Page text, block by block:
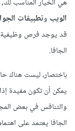
هي الخيار المناسب
الويب وتطبيقات
قد يوجد فرص وظيفية
الجافا.
باختصار، ليست هناك
يمكن أن تكون مفيدة
والتنافس في بعض
الجافا يعتمد على